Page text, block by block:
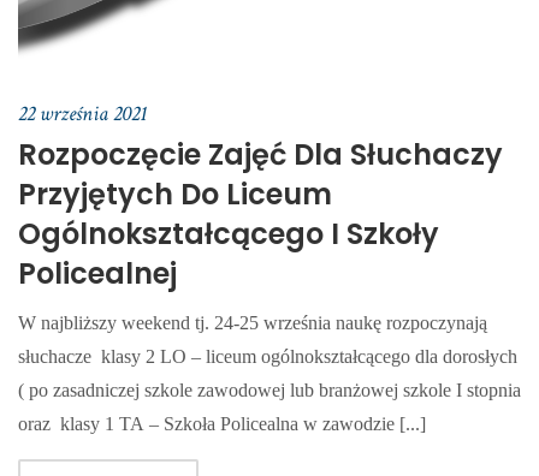
22 września 2021
Rozpoczęcie Zajęć Dla Słuchaczy
Przyjętych Do Liceum
Ogólnokształcącego I Szkoły
Policealnej
W najbliższy weekend tj. 24-25 września naukę rozpoczynają
słuchacze klasy 2 LO – liceum ogólnokształcącego dla dorosłych
( po zasadniczej szkole zawodowej lub branżowej szkole I stopnia
oraz klasy 1 TA – Szkoła Policealna w zawodzie [...]